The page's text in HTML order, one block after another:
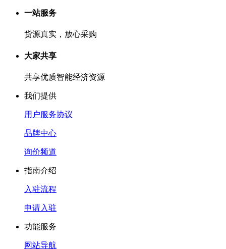
一站服务
货源真实，放心采购
大家共享
共享优质智能经济资源
我们提供
用户服务协议
品牌中心
询价频道
指南介绍
入驻流程
申请入驻
功能服务
网站导航